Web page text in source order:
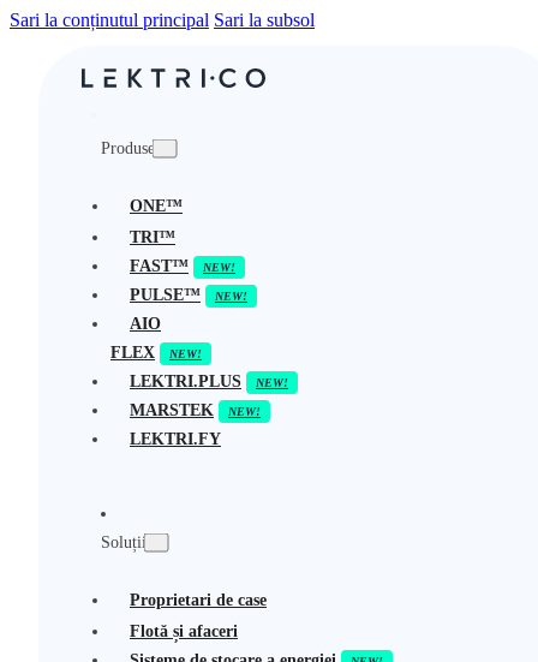
Sari la conținutul principal Sari la subsol
Produse
ONE™
TRI™
FAST™
PULSE™
AIO
FLEX
LEKTRI.PLUS
MARSTEK
LEKTRI.FY
Soluții
Proprietari de case
Flotă și afaceri